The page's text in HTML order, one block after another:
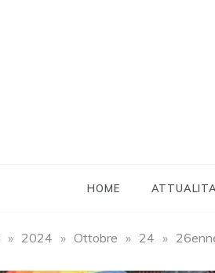
HOME
» 2024 » Ottobre » 24 »